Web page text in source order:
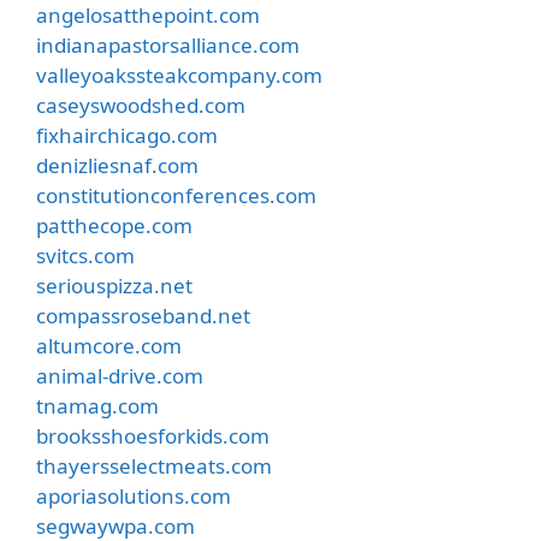
angelosatthepoint.com
indianapastorsalliance.com
valleyoakssteakcompany.com
caseyswoodshed.com
fixhairchicago.com
denizliesnaf.com
constitutionconferences.com
patthecope.com
svitcs.com
seriouspizza.net
compassroseband.net
altumcore.com
animal-drive.com
tnamag.com
brooksshoesforkids.com
thayersselectmeats.com
aporiasolutions.com
segwaywpa.com